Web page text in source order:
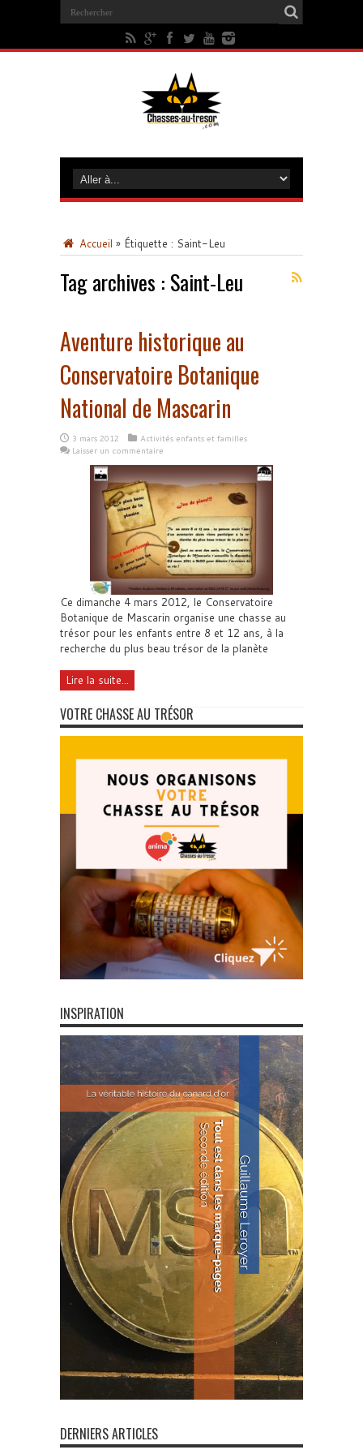
Accueil » Étiquette : Saint-Leu
Tag archives : Saint-Leu
Aventure historique au
Conservatoire Botanique
National de Mascarin
3 mars 2012
Activités enfants et familles
Laisser un commentaire
Ce dimanche 4 mars 2012, le Conservatoire
Botanique de Mascarin organise une chasse au
trésor pour les enfants entre 8 et 12 ans, à la
recherche du plus beau trésor de la planète
Lire la suite...
VOTRE CHASSE AU TRÉSOR
INSPIRATION
DERNIERS ARTICLES